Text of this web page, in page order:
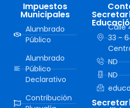
Impuestos
Municipales
Alumbrado
Público
Alumbrado
Público
Declarativo
Contribución
Calle
33 -
ND
ND